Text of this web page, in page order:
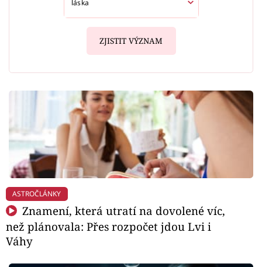
ZJISTIT VÝZNAM
ASTROČLÁNKY
Znamení, která utratí na dovolené víc,
než plánovala: Přes rozpočet jdou Lvi i
Váhy